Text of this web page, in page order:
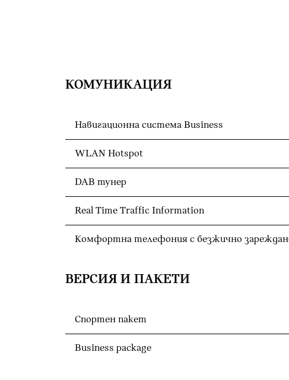
КОМУНИКАЦИЯ
Навигационна система Business
WLAN Hotspot
DAB тунер
Real Time Traffic Information
Комфортна телефония с безжично
ВЕРСИЯ И ПАКЕТИ
Спортен пакет
Business package